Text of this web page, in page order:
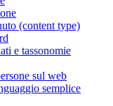
(content type)
e tassonomie
sul web
semplice